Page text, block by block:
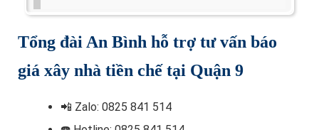
Tổng đài An Bình hỗ trợ tư vấn báo
giá xây nhà tiền chế tại Quận 9
📲 Zalo: 0825 841 514